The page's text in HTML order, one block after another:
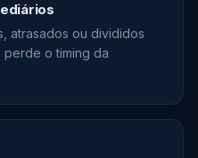
atrasados ou divididos
o timing da